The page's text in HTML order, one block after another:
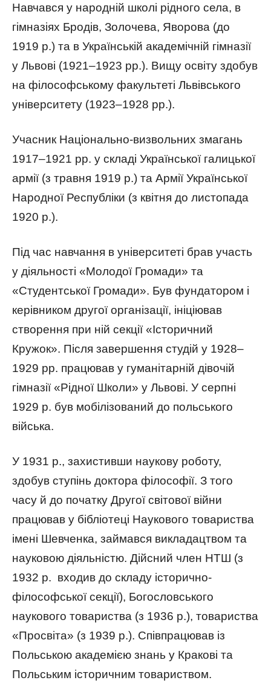
Навчався у народній школі рідного села, в
гімназіях Бродів, Золочева, Яворова (до
1919 р.) та в Українській академічній гімназії
у Львові (1921–1923 рр.). Вищу освіту здобув
на філософському факультеті Львівського
університету (1923–1928 рр.).
Учасник Національно-визвольних змагань
1917–1921 рр. у складі Української галицької
армії (з травня 1919 р.) та Армії Української
Народної Республіки (з квітня до листопада
1920 р.).
Під час навчання в університеті брав участь
у діяльності «Молодої Громади» та
«Студентської Громади». Був фундатором і
керівником другої організації, ініціював
створення при ній секції «Історичний
Кружок». Після завершення студій у 1928–
1929 рр. працював у гуманітарній дівочій
гімназії «Рідної Школи» у Львові. У серпні
1929 р. був мобілізований до польського
війська.
У 1931 р., захистивши наукову роботу,
здобув ступінь доктора філософії. З того
часу й до початку Другої світової війни
працював у бібліотеці Наукового товариства
імені Шевченка, займався викладацтвом та
науковою діяльністю. Дійсний член НТШ (з
1932 р. входив до складу історично-
філософської секції), Богословського
наукового товариства (з 1936 р.), товариства
«Просвіта» (з 1939 р.). Співпрацював із
Польською академією знань у Кракові та
Польським історичним товариством.